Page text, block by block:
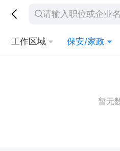
工作区域 保安/家政
暂无